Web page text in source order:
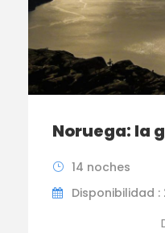
Noruega: la
14 noches
Disponibilidad :